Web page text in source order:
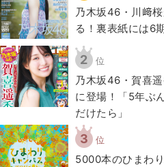
乃木坂46・川﨑
る！裏表紙には6
2 位
乃木坂46・賀喜
に登場！「5年ぶ
だけたら」
3 位
5000本のひまわ